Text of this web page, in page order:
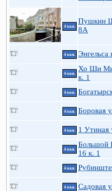
4 ккв.
Пушкин
8А
4 ккв. Энгельса
4 ккв.
Хо Ши
к. 1
4 ккв.
4 ккв. Боровая
4 ккв. 1 Утиная
4 ккв.
Большой
16 к. 1
4 ккв.
4 ккв. Садовая